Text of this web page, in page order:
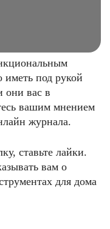
иметь под рукой
они вас в
вашим мнением
журнала.
ставьте лайки.
вам о
для дома